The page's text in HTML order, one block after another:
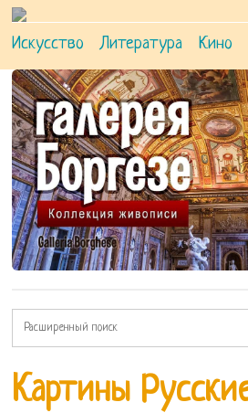
Искусство Литература Кино
Картины